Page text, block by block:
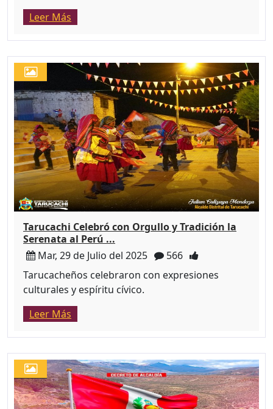
Leer Más
Tarucachi Celebró con Orgullo y Tradición la
Serenata al Perú ...
Mar, 29 de Julio del 2025
566
Tarucacheños celebraron con expresiones
culturales y espíritu cívico.
Leer Más